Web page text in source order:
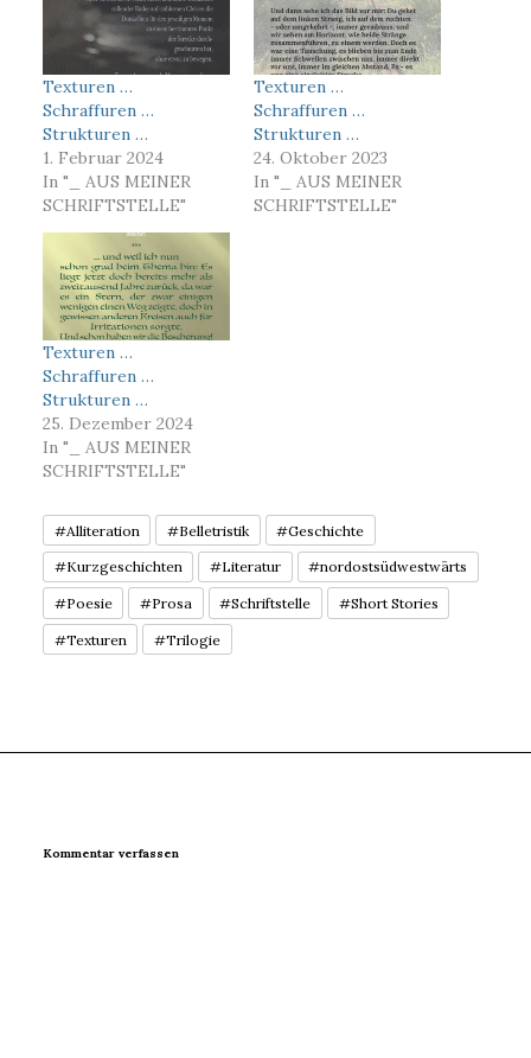
Texturen …
Schraffuren …
Strukturen …
1. Februar 2024
In "_ AUS MEINER
SCHRIFTSTELLE"
Texturen …
Schraffuren …
Strukturen …
24. Oktober 2023
In "_ AUS MEINER
SCHRIFTSTELLE"
Texturen …
Schraffuren …
Strukturen …
25. Dezember 2024
In "_ AUS MEINER
SCHRIFTSTELLE"
#Alliteration #Belletristik #Geschichte
#Kurzgeschichten #Literatur #nordostsüdwestwärts
#Poesie #Prosa #Schriftstelle #Short Stories
#Texturen #Trilogie
Kommentar verfassen